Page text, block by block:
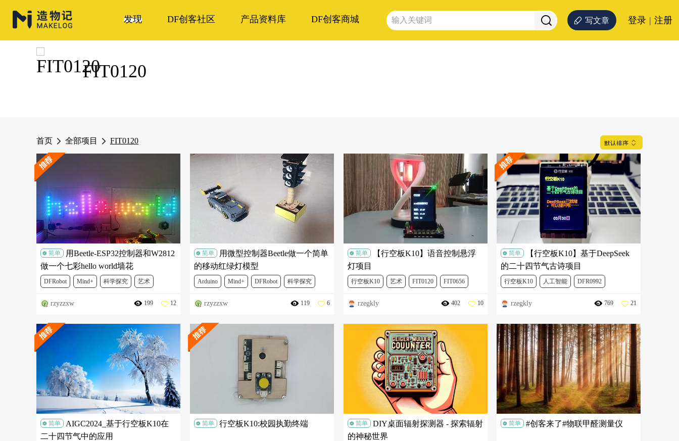
发现 DF创客社区 产品资料库 DF创客商城 写文章 登录 | 注册
FIT0120
首页 全部项目 FIT0120
简单
用Beetle-ESP32控制器和W2812
做一个七彩hello world墙花
DFRobot Mind+ 科学探究 艺术
DFR0559 FIT0120
FIT0573
rzyzzxw 199 12
简单
用微型控制器Beetle做一个简单
的移动红绿灯模型
Arduino Mind+ DFRobot 科学探究
DFR0282 FIT0120
rzyzzxw 119 6
简单
【行空板K10】语音控制悬浮
灯项目
行空板K10 艺术 FIT0120 FIT0656
FIT0913
rzegkly 402 10
简单
【行空板K10】基于DeepSeek
的二十四节气古诗项目
行空板K10 人工智能 DFR0992
FIT0120
rzegkly 769 21
简单
AIGC2024_基于行空板K10在
二十四节气中的应用
简单 行空板K10:校园执勤终端 简单
DIY桌面辐射探测器 - 探索辐射
的神秘世界
简单 #创客来了#物联甲醛测量仪